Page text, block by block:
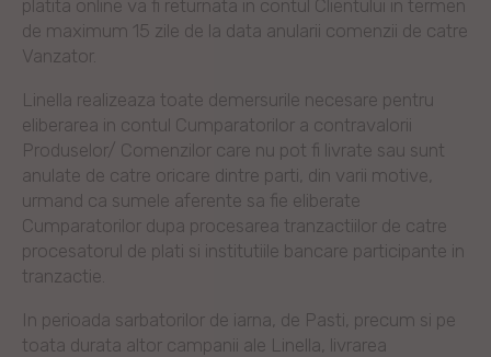
platita online va fi returnata in contul Clientului in termen
de maximum 15 zile de la data anularii comenzii de catre
Vanzator.
Linella realizeaza toate demersurile necesare pentru
eliberarea in contul Cumparatorilor a contravalorii
Produselor/ Comenzilor care nu pot fi livrate sau sunt
anulate de catre oricare dintre parti, din varii motive,
urmand ca sumele aferente sa fie eliberate
Cumparatorilor dupa procesarea tranzactiilor de catre
procesatorul de plati si institutiile bancare participante in
tranzactie.
In perioada sarbatorilor de iarna, de Pasti, precum si pe
toata durata altor campanii ale Linella, livrarea